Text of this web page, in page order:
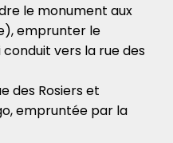
le monument aux
emprunter le
vers la rue des
des Rosiers et
empruntée par la